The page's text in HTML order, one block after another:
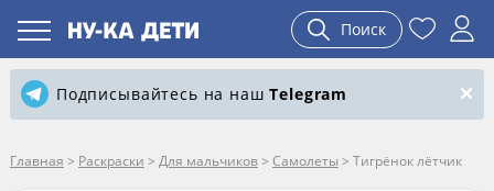
Поиск
Подписывайтесь на нашTelegram
Главная > Раскраски > Для мальчиков> Самолеты > Тигрёнок лётчик